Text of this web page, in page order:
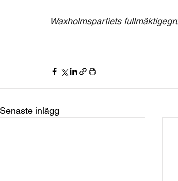
Waxholmspartiets
Senaste inlägg